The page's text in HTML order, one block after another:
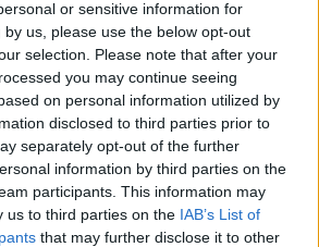
or sensitive information for
us, please use the below opt-out
selection. Please note that after your
you may continue seeing
on personal information utilized by
disclosed to third parties prior to
separately opt-out of the further
information by third parties on the
participants. This information may
us to third parties on the IAB’s List of
that may further disclose it to other
ΔΙΑΦΗΜΙΣΗ